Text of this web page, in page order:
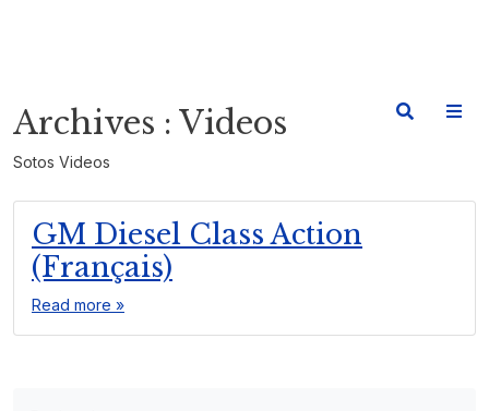
Archives : Videos
Sotos Videos
GM Diesel Class Action
(Français)
Read more »